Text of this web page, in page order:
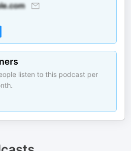
listen to this podcast per